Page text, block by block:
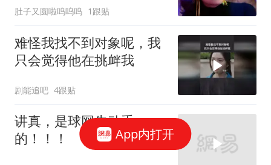
肚子又圆啦呜呜呜 1跟贴
难怪我找不到对象呢，我
只会觉得他在挑衅我
剧能追吧 4跟贴
讲真，是球网先动手
的！！！
App内打开